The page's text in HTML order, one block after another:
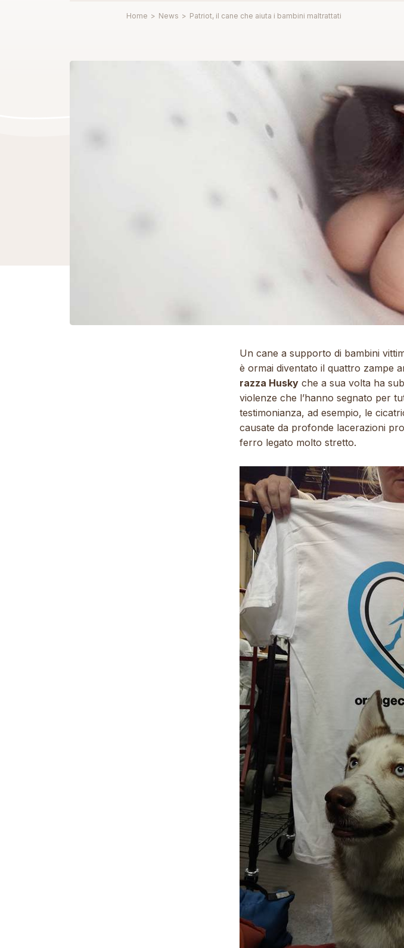
Home > News > Patriot, il cane che aiuta i bambini maltrattati
Un cane a supporto di bambini
è ormai diventato il quattro zampe
razza Husky che a sua volta ha
violenze che l’hanno segnato per
testimonianza, ad esempio, le
causate da profonde lacerazioni
ferro legato molto stretto.